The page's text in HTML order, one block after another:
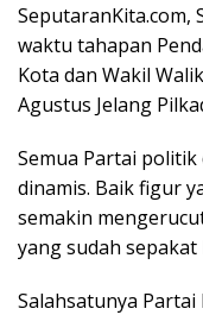
SeputaranKita.com,
waktu tahapan
Kota dan Wakil
Agustus Jelang
Semua Partai
dinamis. Baik figur
semakin
yang sudah sepakat
Salahsatunya